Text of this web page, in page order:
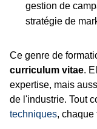
gestion de
stratégie de
Ce genre de
curriculum vitae.
expertise, mais
de l'industrie. Tout
techniques, chaque